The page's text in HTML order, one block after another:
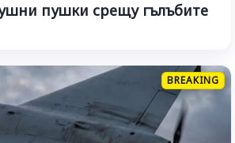
пушки срещу гълъбите
BREAKING